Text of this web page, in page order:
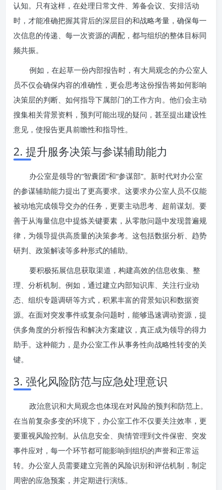
认知。只有这样，在处理日常文件、筹备会议、安排活动
时，才能准确把握其背后的深层目的和战略考量，确保每一
次信息的传递、每一次资源的调配，都与组织的整体目标同
频共振。
例如，在起草一份内部报告时，有大局观念的办公室人
员不仅会确保内容的准确性，更会思考这份报告将如何影响
决策层的判断、如何指导下属部门的工作方向。他们会主动
搜集相关背景资料，预判可能出现的疑问，甚至提出建设性
意见，使报告更具前瞻性和指导性。
2. 提升服务决策与参谋辅助能力
办公室是领导的“智囊团”和“参谋部”。新时代对办公室
的参谋辅助能力提出了更高要求。这要求办公室人员不仅能
被动地完成领导交办的任务，更要主动思考、超前谋划。要
善于从海量信息中提炼关键要素，从零散问题中发现普遍规
律，为领导提供高质量的决策参考。这包括数据分析、趋势
研判、政策解读等多种形式的辅助。
要积极拓展信息获取渠道，构建高效的信息收集、整
理、分析机制。例如，通过建立内部知识库、关注行业动
态、组织专题调研等方式，积累丰富的背景知识和数据资
源。在面对突发事件或复杂问题时，能够迅速调动资源，提
供多角度的分析报告和解决方案建议，真正成为领导的得力
助手。这种能力，是办公室工作从事务性向战略性转变的关
键。
3. 强化风险防范与应急处理意识
政治意识和大局观念也体现在对风险的预判和防范上。
在当前复杂多变的环境下，办公室工作不仅要关注效率，更
要重视风险控制。从信息安全、舆情管理到文件保密、突发
事件应对，每一个环节都可能影响到组织的声誉和正常运
转。办公室人员需要建立完善的风险识别和评估机制，制定
周密的应急预案，并定期进行演练。